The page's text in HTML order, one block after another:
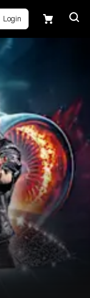
Login